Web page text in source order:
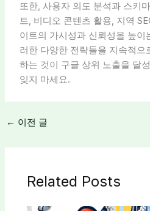
또한, 사용자 의도 분석과 스키
트, 비디오 콘텐츠 활용, 지역
이트의 가시성과 신뢰성을 높이
러한 다양한 전략들을 지속적으
하는 것이 구글 상위 노출을 달
잊지 마세요.
← 이전 글
Related Posts